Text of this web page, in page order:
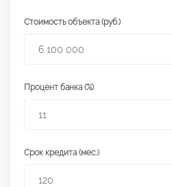
Стоимость объекта (руб.)
Процент банка (%)
Срок кредита (мес.)